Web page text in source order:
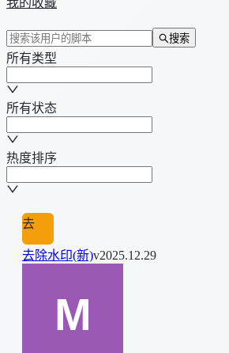
我的收藏
搜索
所有类型
所有状态
热度排序
去
去除水印(新)v2025.12.29